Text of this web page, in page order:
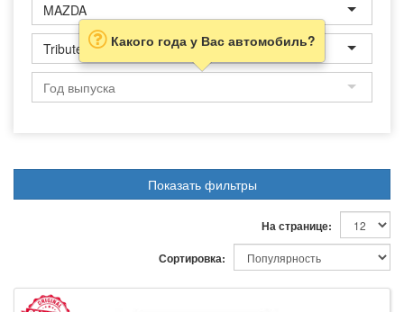
MAZDA
Tribute Какого года у Вас автомобиль?
Показать фильтры
На странице:
Сортировка: